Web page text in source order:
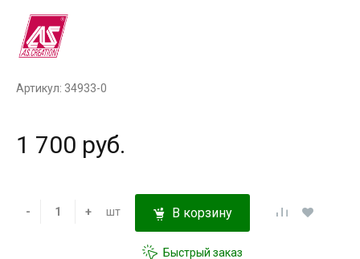
Артикул: 34933-0
1 700 руб.
- + шт В корзину
Быстрый заказ